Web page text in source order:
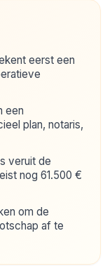
eerst een
een
plan, notaris,
veruit de
nog 61.500 €
om de
af te